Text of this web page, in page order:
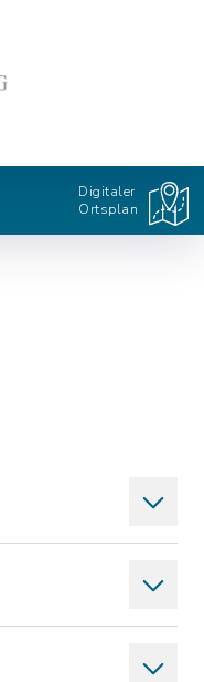
Digitaler
Ortsplan